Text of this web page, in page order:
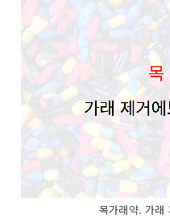
목가래약. 가래